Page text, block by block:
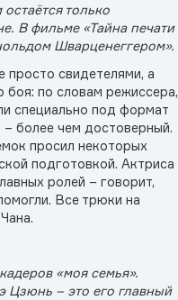
только
В фильме «Тайна печати
Шварценеггером».
просто свидетелями, а
боя: по словам режиссера,
специально под формат
более чем достоверный.
просил некоторых
подготовкой. Актриса
ролей – говорит,
Все трюки на
«моя семья».
Цзюнь – это его главный